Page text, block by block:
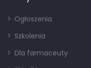
Ogłoszenia
Szkolenia
Dla farmaceuty